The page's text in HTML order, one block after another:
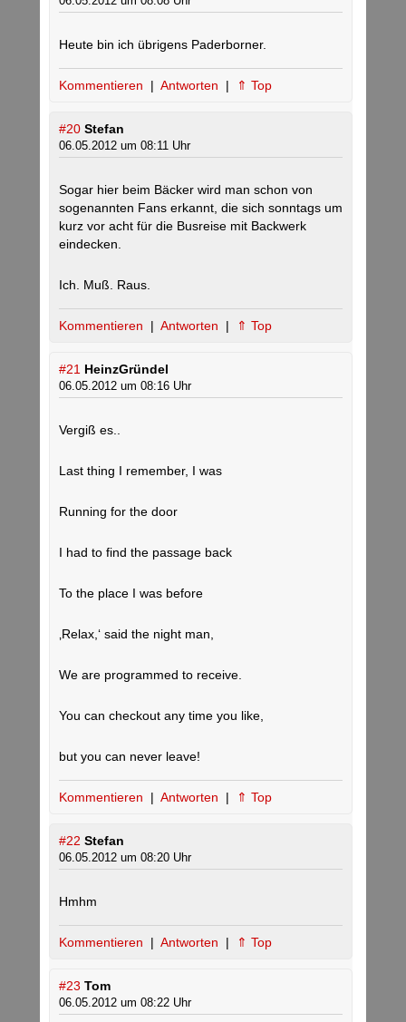
Heute bin ich übrigens Paderborner.
Kommentieren | Antworten | ⇑ Top
#20 Stefan
06.05.2012 um 08:11 Uhr
Sogar hier beim Bäcker wird man schon von
sogenannten Fans erkannt, die sich sonntags um
kurz vor acht für die Busreise mit Backwerk
eindecken.
Ich. Muß. Raus.
Kommentieren | Antworten | ⇑ Top
#21 HeinzGründel
06.05.2012 um 08:16 Uhr
Vergiß es..
Last thing I remember, I was
Running for the door
I had to find the passage back
To the place I was before
‚Relax,‘ said the night man,
We are programmed to receive.
You can checkout any time you like,
but you can never leave!
Kommentieren | Antworten | ⇑ Top
#22 Stefan
06.05.2012 um 08:20 Uhr
Hmhm
Kommentieren | Antworten | ⇑ Top
#23 Tom
06.05.2012 um 08:22 Uhr